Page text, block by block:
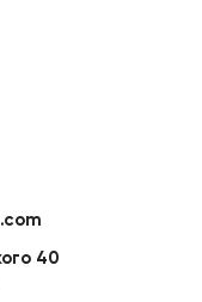
40